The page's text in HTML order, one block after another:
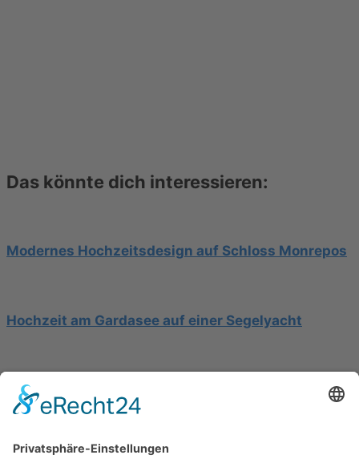
Das könnte dich interessieren:
Modernes Hochzeitsdesign auf Schloss Monrepos
Hochzeit am Gardasee auf einer Segelyacht
Mediterrane Hochzeit unter Mimosen